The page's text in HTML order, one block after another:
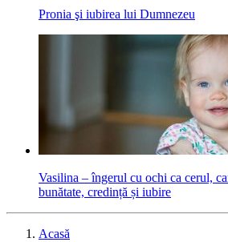
Pronia şi iubirea lui Dumnezeu
Vasilina – îngerul cu ochi ca cerul,
bunătate, credință și iubire
Acasă